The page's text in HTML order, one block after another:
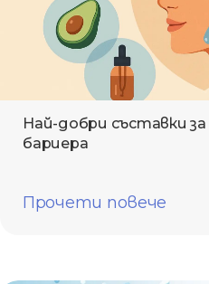
Най-добри съставки
бариера
Прочети повече